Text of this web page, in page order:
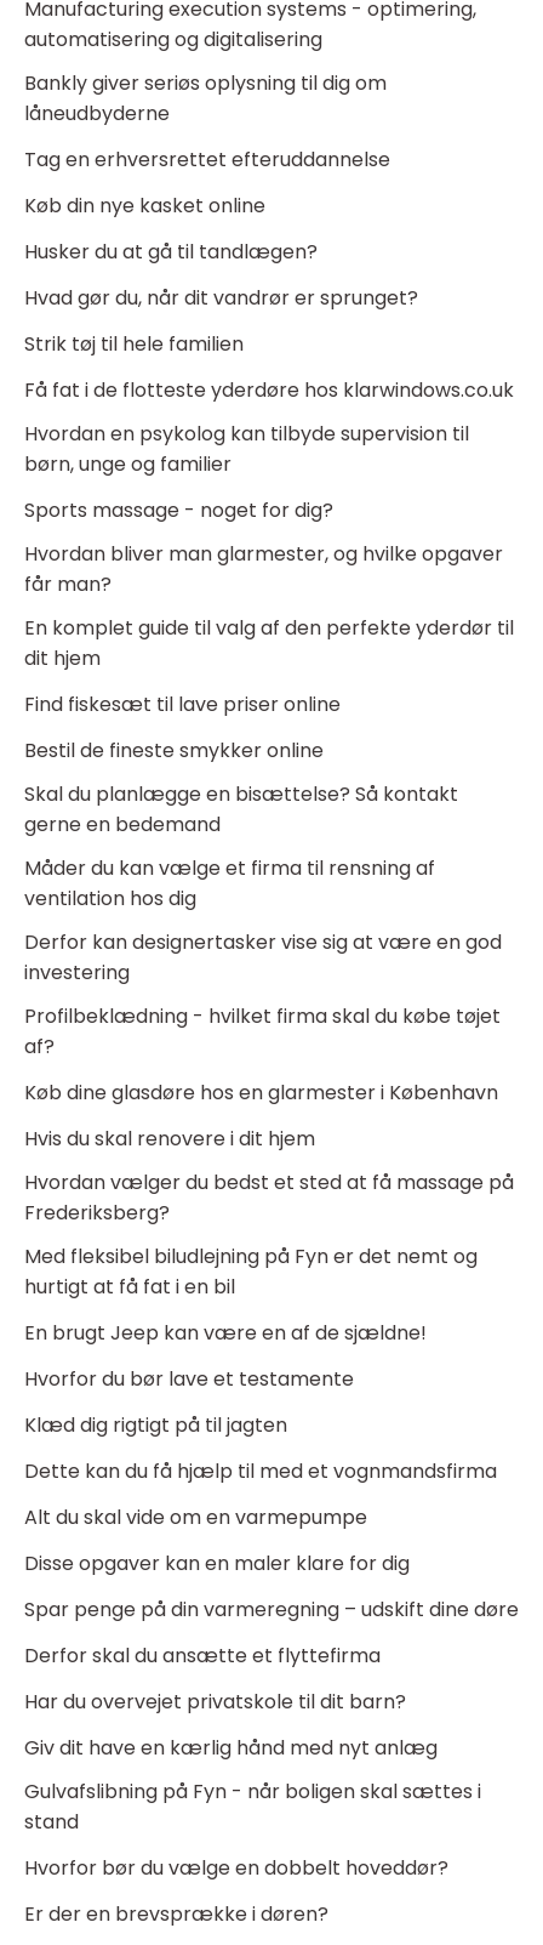
Manufacturing execution systems - optimering,
automatisering og digitalisering
Bankly giver seriøs oplysning til dig om
låneudbyderne
Tag en erhversrettet efteruddannelse
Køb din nye kasket online
Husker du at gå til tandlægen?
Hvad gør du, når dit vandrør er sprunget?
Strik tøj til hele familien
Få fat i de flotteste yderdøre hos klarwindows.co.uk
Hvordan en psykolog kan tilbyde supervision til
børn, unge og familier
Sports massage - noget for dig?
Hvordan bliver man glarmester, og hvilke opgaver
får man?
En komplet guide til valg af den perfekte yderdør til
dit hjem
Find fiskesæt til lave priser online
Bestil de fineste smykker online
Skal du planlægge en bisættelse? Så kontakt
gerne en bedemand
Måder du kan vælge et firma til rensning af
ventilation hos dig
Derfor kan designertasker vise sig at være en god
investering
Profilbeklædning - hvilket firma skal du købe tøjet
af?
Køb dine glasdøre hos en glarmester i København
Hvis du skal renovere i dit hjem
Hvordan vælger du bedst et sted at få massage på
Frederiksberg?
Med fleksibel biludlejning på Fyn er det nemt og
hurtigt at få fat i en bil
En brugt Jeep kan være en af de sjældne!
Hvorfor du bør lave et testamente
Klæd dig rigtigt på til jagten
Dette kan du få hjælp til med et vognmandsfirma
Alt du skal vide om en varmepumpe
Disse opgaver kan en maler klare for dig
Spar penge på din varmeregning – udskift dine døre
Derfor skal du ansætte et flyttefirma
Har du overvejet privatskole til dit barn?
Giv dit have en kærlig hånd med nyt anlæg
Gulvafslibning på Fyn - når boligen skal sættes i
stand
Hvorfor bør du vælge en dobbelt hoveddør?
Er der en brevsprække i døren?